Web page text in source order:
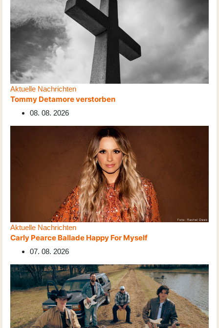
Aktuelle Nachrichten
Tommy Detamore verstorben
08. 08. 2026
Aktuelle Nachrichten
Carly Pearce Ballade Happy For Myself
07. 08. 2026